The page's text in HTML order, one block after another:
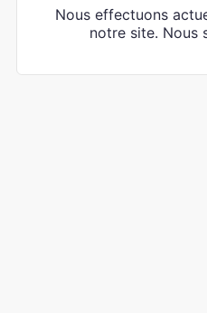
Nous effectuons
notre site. Nous